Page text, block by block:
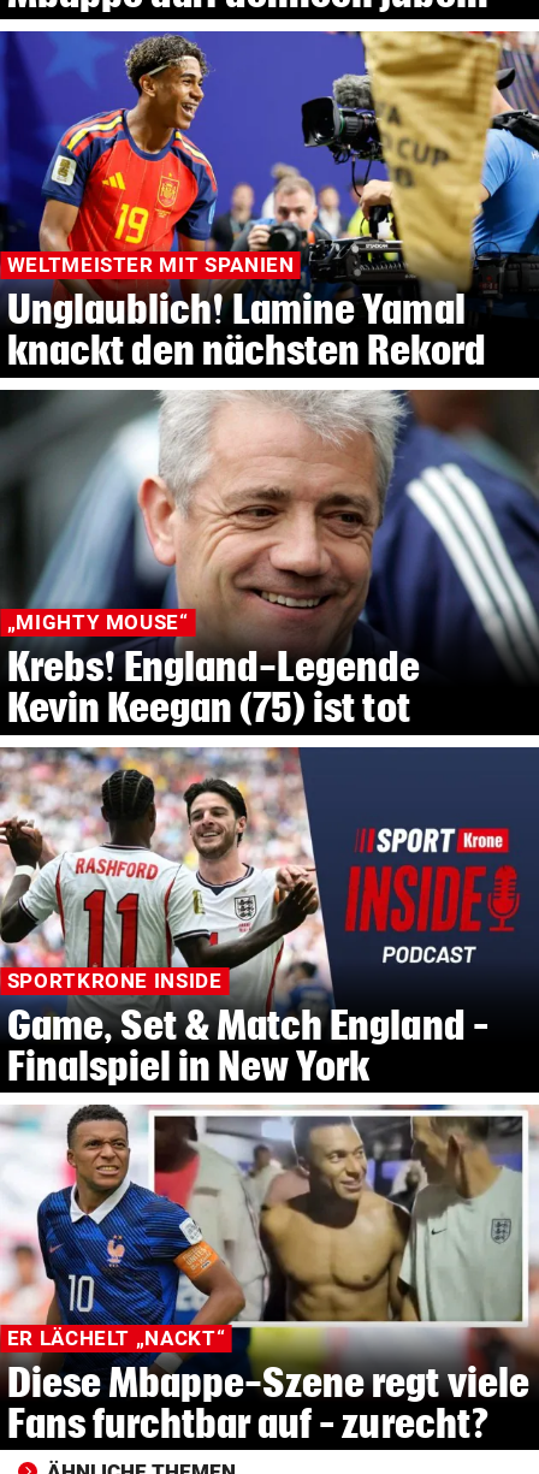
WELTMEISTER MIT SPANIEN
Unglaublich! Lamine Yamal
knackt den nächsten Rekord
„MIGHTY MOUSE“
Krebs! England-Legende
Kevin Keegan (75) ist tot
SPORTKRONE INSIDE
Game, Set & Match England –
Finalspiel in New York
ER LÄCHELT „NACKT“
Diese Mbappe-Szene regt viele
Fans furchtbar auf – zurecht?